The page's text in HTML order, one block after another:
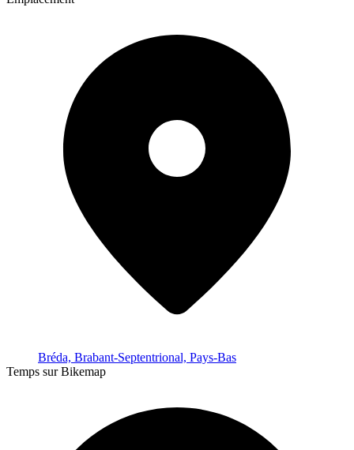
Bréda, Brabant-Septentrional, Pays-Bas
Temps sur Bikemap